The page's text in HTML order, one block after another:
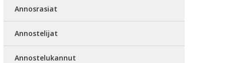
Annosrasiat
Annostelijat
Annostelukannut